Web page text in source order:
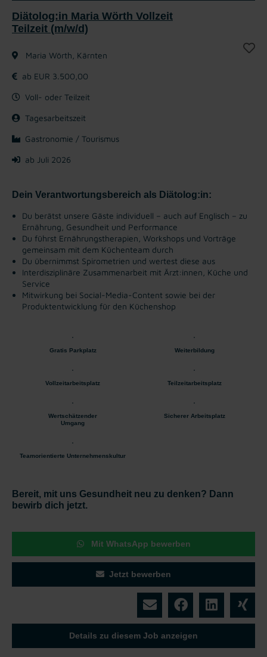
Diätolog:in Maria Wörth Vollzeit
Teilzeit (m/w/d)
Maria Wörth, Kärnten
ab EUR 3.500,00
Voll- oder Teilzeit
Tagesarbeitszeit
Gastronomie / Tourismus
ab Juli 2026
Dein Verantwortungsbereich als Diätolog:in:
Du berätst unsere Gäste individuell – auch auf Englisch – zu
Ernährung, Gesundheit und Performance
Du führst Ernährungstherapien, Workshops und Vorträge
gemeinsam mit dem Küchenteam durch
Du übernimmst Spirometrien und wertest diese aus
Interdisziplinäre Zusammenarbeit mit Ärzt:innen, Küche und
Service
Mitwirkung bei Social-Media-Content sowie bei der
Produktentwicklung für den Küchenshop
Gratis Parkplatz Weiterbildung
Vollzeitarbeitsplatz Teilzeitarbeitsplatz
Wertschätzender
Umgang
Sicherer Arbeitsplatz
Teamorientierte Unternehmenskultur
Bereit, mit uns Gesundheit neu zu denken? Dann
bewirb dich jetzt.
Mit WhatsApp bewerben
Jetzt bewerben
Details zu diesem Job anzeigen